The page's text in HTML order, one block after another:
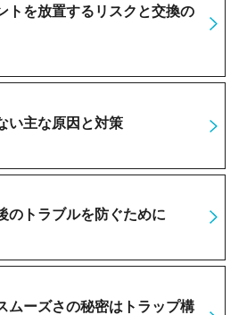
トを放置するリスクと交換の
い主な原因と対策
のトラブルを防ぐために
ムーズさの秘密はトラップ構